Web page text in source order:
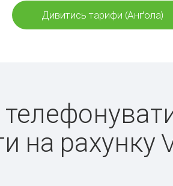
Дивитись тарифи (Анґола)
на рахунку